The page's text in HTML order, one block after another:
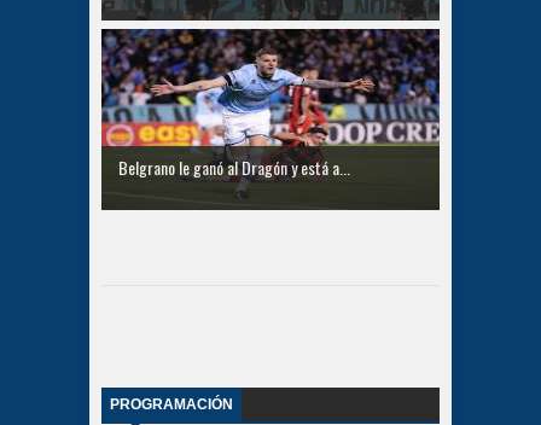
Belgrano le ganó al Dragón y está a...
PROGRAMACIÓN